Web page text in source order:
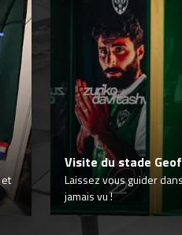
Visite du stade
Laissez vous guider
jamais vu !